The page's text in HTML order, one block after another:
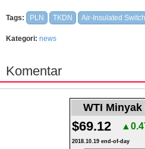
Tags: PLN TKDN Air-Insulated
Kategori: news
Komentar
WTI Minyak
$69.12
2018.10.19 end-of-day